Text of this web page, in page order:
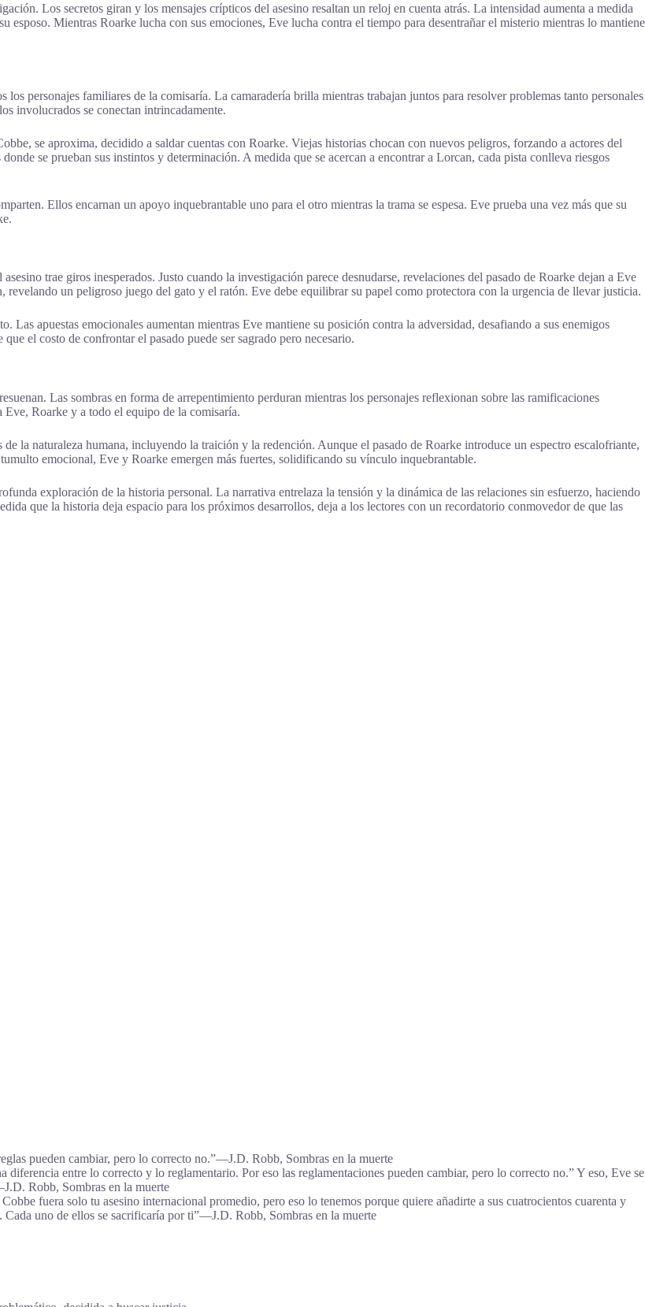
Los secretos giran y los mensajes crípticos del asesino resaltan un reloj en cuenta atrás. La intensidad aumenta a medida
esposo. Mientras Roarke lucha con sus emociones, Eve lucha contra el tiempo para desentrañar el misterio mientras lo mantiene
personajes familiares de la comisaría. La camaradería brilla mientras trabajan juntos para resolver problemas tanto personales
involucrados se conectan intrincadamente.
se aproxima, decidido a saldar cuentas con Roarke. Viejas historias chocan con nuevos peligros, forzando a actores del
se prueban sus instintos y determinación. A medida que se acercan a encontrar a Lorcan, cada pista conlleva riesgos
Ellos encarnan un apoyo inquebrantable uno para el otro mientras la trama se espesa. Eve prueba una vez más que su
trae giros inesperados. Justo cuando la investigación parece desnudarse, revelaciones del pasado de Roarke dejan a Eve
un peligroso juego del gato y el ratón. Eve debe equilibrar su papel como protectora con la urgencia de llevar justicia.
Las apuestas emocionales aumentan mientras Eve mantiene su posición contra la adversidad, desafiando a sus enemigos
el costo de confrontar el pasado puede ser sagrado pero necesario.
Las sombras en forma de arrepentimiento perduran mientras los personajes reflexionan sobre las ramificaciones
Roarke y a todo el equipo de la comisaría.
la naturaleza humana, incluyendo la traición y la redención. Aunque el pasado de Roarke introduce un espectro escalofriante,
emocional, Eve y Roarke emergen más fuertes, solidificando su vínculo inquebrantable.
exploración de la historia personal. La narrativa entrelaza la tensión y la dinámica de las relaciones sin esfuerzo, haciendo
que la historia deja espacio para los próximos desarrollos, deja a los lectores con un recordatorio conmovedor de que las
pueden cambiar, pero lo correcto no.”―J.D. Robb, Sombras en la muerte
entre lo correcto y lo reglamentario. Por eso las reglamentaciones pueden cambiar, pero lo correcto no.” Y eso, Eve se
Robb, Sombras en la muerte
fuera solo tu asesino internacional promedio, pero eso lo tenemos porque quiere añadirte a sus cuatrocientos cuarenta y
uno de ellos se sacrificaría por ti”―J.D. Robb, Sombras en la muerte